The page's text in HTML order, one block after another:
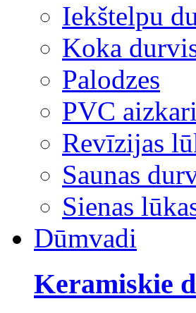
Iekštelpu
Koka
Palodzes
PVC aizkari
Revīzijas
Saunas
Sienas
Dūmvadi
Keramiskie